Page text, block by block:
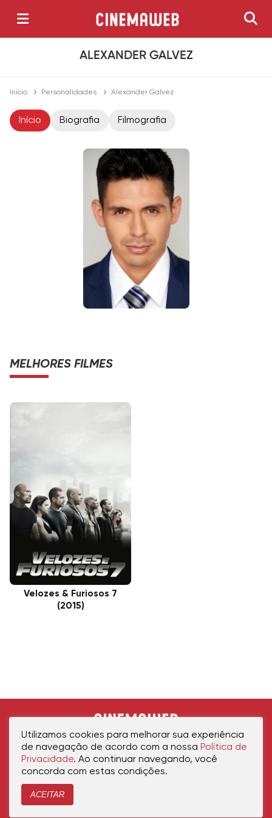
ALEXANDER GALVEZ
Início Personalidades Alexander Galvez
Início Biografia Filmografia
MELHORES FILMES
Velozes & Furiosos 7
(2015)
Utilizamos cookies para melhorar sua experiência
de navegação de acordo com a nossa Política de
Privacidade. Ao continuar navegando, você
concorda com estas condições.
ACEITAR